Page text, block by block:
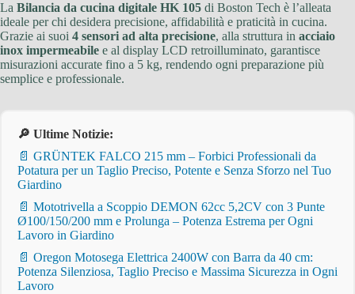
La Bilancia da cucina digitale HK 105 di Boston Tech è l’alleata
ideale per chi desidera precisione, affidabilità e praticità in cucina.
Grazie ai suoi 4 sensori ad alta precisione, alla struttura in acciaio
inox impermeabile e al display LCD retroilluminato, garantisce
misurazioni accurate fino a 5 kg, rendendo ogni preparazione più
semplice e professionale.
🔎 Ultime Notizie:
📄 GRÜNTEK FALCO 215 mm – Forbici Professionali da
Potatura per un Taglio Preciso, Potente e Senza Sforzo nel Tuo
Giardino
📄 Mototrivella a Scoppio DEMON 62cc 5,2CV con 3 Punte
Ø100/150/200 mm e Prolunga – Potenza Estrema per Ogni
Lavoro in Giardino
📄 Oregon Motosega Elettrica 2400W con Barra da 40 cm:
Potenza Silenziosa, Taglio Preciso e Massima Sicurezza in Ogni
Lavoro